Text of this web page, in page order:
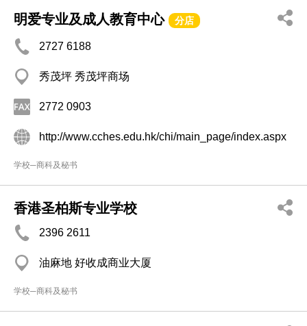
明爱专业及成人教育中心 分店
2727 6188
秀茂坪 秀茂坪商场
2772 0903
http://www.cches.edu.hk/chi/main_page/index.aspx
学校─商科及秘书
香港圣柏斯专业学校
2396 2611
油麻地 好收成商业大厦
学校─商科及秘书